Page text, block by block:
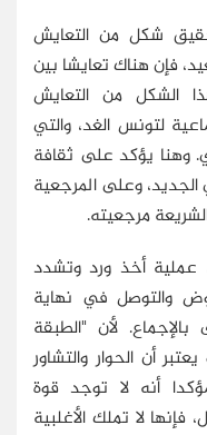
شكل من التعايش
فإن هناك تعايشا بين
الشكل من التعايش
لتونس الغد، والتي
وهنا يؤكد على ثقافة
وعلى المرجعية
مرجعيته.
عملية أخذ ورد وتشدد
والتوصل في نهاية
لأن "الطبقة
أن الحوار والتشاور
مؤكدا أنه لا توجد قوة
فإنها لا تملك الأغلبية